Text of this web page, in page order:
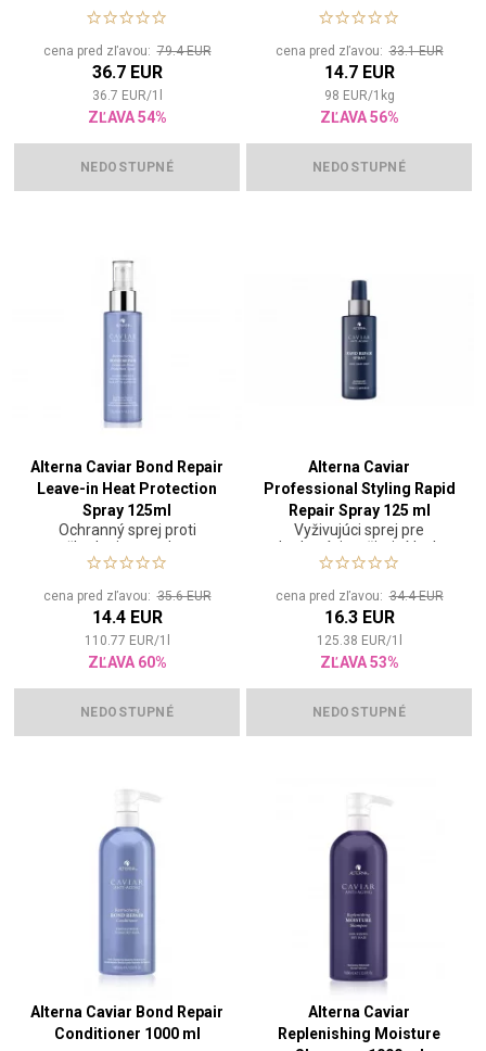
cena pred zľavou:79.4 EUR
36.7 EUR
36.7 EUR/1
ZĽAVA 54%
NEDOSTUPNÉ
cena pred zľavou:33.1 EUR
14.7 EUR
98 EUR/1 kg
ZĽAVA 56%
NEDOSTUPNÉ
Alterna Caviar Bond Repair
Leave-in Heat Protection
Spray 125ml
Ochranný sprej proti
poškodeniam teplom a
stylingom
cena pred zľavou:35.6 EUR
14.4 EUR
110.77 EUR/1
ZĽAVA 60%
NEDOSTUPNÉ
Alterna Caviar
Professional Styling Rapid
Repair Spray 125 ml
Vyživujúci sprej pre
hydratáciu a žiarivý lesk
cena pred zľavou:34.4 EUR
16.3 EUR
125.38 EUR/1
ZĽAVA 53%
NEDOSTUPNÉ
Alterna Caviar Bond Repair
Conditioner 1000 ml
Alterna Caviar
Replenishing Moisture